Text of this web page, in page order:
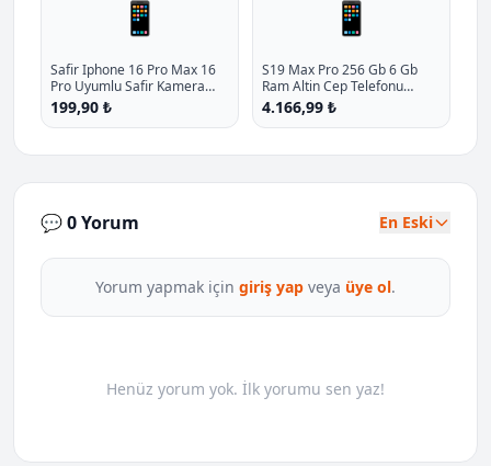
📱
Safir Iphone 16 Pro Max 16
Pro Uyumlu Safir Kamera
Lens Koruyucu Kolay
Kurulum Aparatli P - %33.3
199,90 ₺
📱
S19 Max Pro 256 Gb 6 Gb
Ram Altin Cep Telefonu
Reeder Turkiye Garantili P -
%47.3 İndirim
4.166,99 ₺
💬 0 Yorum En Eski
Yorum yapmak için giriş yap veya üye ol.
Henüz yorum yok. İlk yorumu sen yaz!